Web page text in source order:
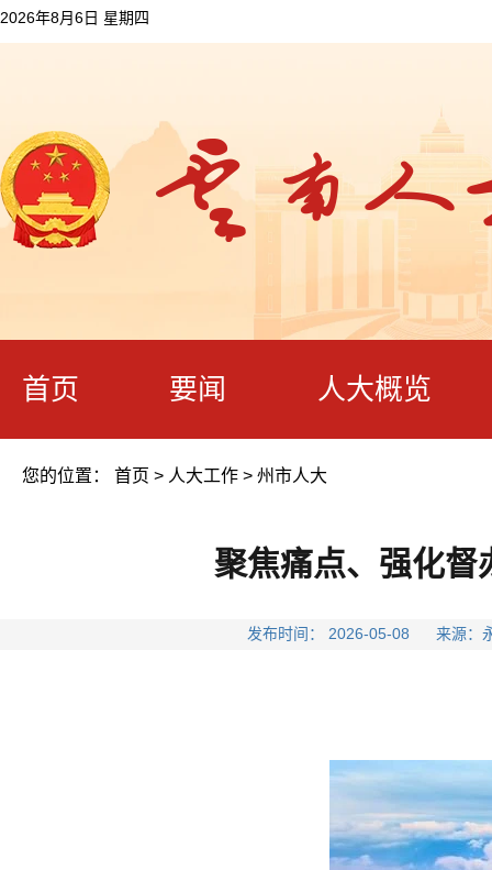
2026年8月6日 星期四
首页 要闻 人大概览
您的位置： 首页 > 人大工作 > 州市人大
聚焦痛点、强化督
发布时间： 2026-05-08 来源：